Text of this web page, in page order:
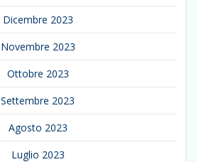
Dicembre 2023
Novembre 2023
Ottobre 2023
Settembre 2023
Agosto 2023
Luglio 2023